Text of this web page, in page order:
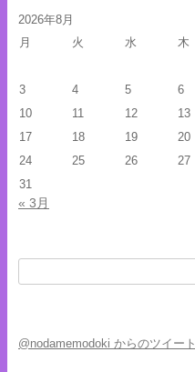
2026年8月
月
火 水 木
3
4 5 6
10
11 12 13
17
18 19 20
24
25 26 27
31
« 3月
検
索:
@nodamemodoki からのツイート